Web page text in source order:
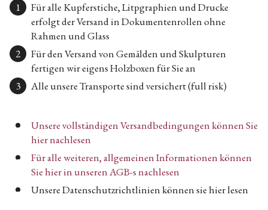
Für alle Kupferstiche, Litpgraphien und Drucke
erfolgt der Versand in Dokumentenrollen ohne
Rahmen und Glass
Für den Versand von Gemälden und Skulpturen
fertigen wir eigens Holzboxen für Sie an
Alle unsere Transporte sind versichert (full risk)
Unsere vollständigen Versandbedingungen können Sie
hier nachlesen
Für alle weiteren, allgemeinen Informationen können
Sie hier in unseren AGB-s nachlesen
Unsere Datenschutzrichtlinien können sie hier lesen